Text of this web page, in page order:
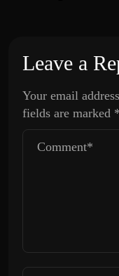
Leave a
Your email
fields are marked *